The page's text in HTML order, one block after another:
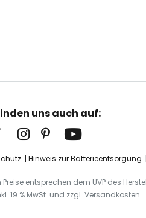
uns auch auf:
Hinweis zur Batterieentsorgung
entsprechen dem UVP des
19 % MwSt. und zzgl. Versandkosten